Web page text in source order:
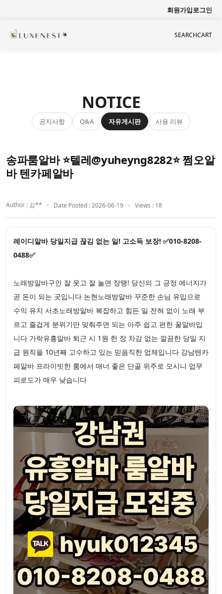
회원가입로그인
SEARCHCART
NOTICE
공지사항 Q&A 자유게시판 사용 리뷰
송파룸알바 ⭐텔레@yuheyng8282⭐ 쩜오알
바 텐카페알바
Author : 김** Date Posted : 2026-06-19 Views : 18
레이디알바 당일지급 끊김 없는 일! 고소득 보장! ✅010-8208-
0488✅
노래방알바구인 잘 웃고 잘 놀면 장땡! 당신의 그 긍정 에너지가
곧 돈이 되는 곳입니다 논현노래방알바 꾸준한 손님 유입으로
수익 유지 서초노래방알바 복잡하고 힘든 일 전혀 없이 노래 부
르고 즐겁게 분위기만 맞춰주면 되는 아주 쉽고 편한 꿀알바입
니다 가락유흥알바 퇴근 시 1원 한 장 차감 없는 깔끔한 당일 지
급 원칙을 10년째 고수하고 있는 믿음직한 업체입니다 강남텐카
페알바 프라이빗한 룸에서 매너 좋은 단골 위주로 모시니 업무
피로도가 매우 낮습니다